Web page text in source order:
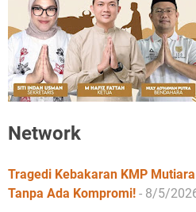
Network
Tragedi Kebakaran KMP
Tanpa Ada Kompromi! - 8/5/